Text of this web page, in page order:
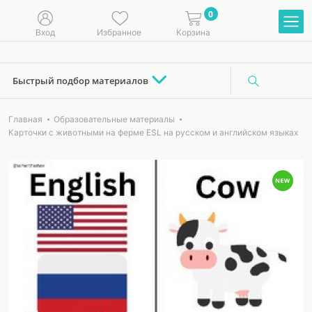
Вход Избранное
0
Корзина
Быстрый подбор материалов
Главная
Образовательные материалы
Карточки с животными на ферме ESL на русском и английском языках